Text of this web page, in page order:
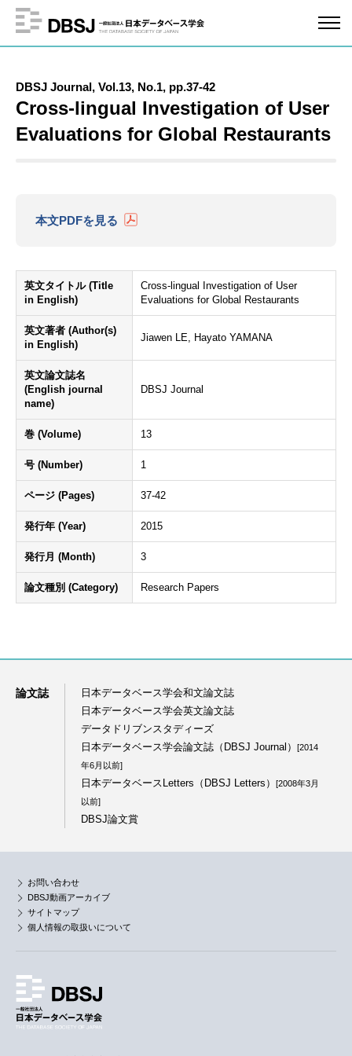
DBSJ Journal, Vol.13, No.1, pp.37-42
Cross-lingual Investigation of User
Evaluations for Global Restaurants
本文PDFを見る
英文タイトル (Title
in English)
Cross-lingual Investigation of User
Evaluations for Global Restaurants
英文著者 (Author(s)
in English)
Jiawen LE, Hayato YAMANA
英文論文誌名
(English journal
name)
DBSJ Journal
巻 (Volume) 13
号 (Number) 1
ページ (Pages) 37-42
発行年 (Year) 2015
発行月 (Month) 3
論文種別 (Category) Research Papers
論文誌
日本データベース学会和文論文誌
日本データベース学会英文論文誌
データドリブンスタディーズ
日本データベース学会論文誌（DBSJ Journal）
[2014
年6月以前]
日本データベースLetters（DBSJ Letters）
[2008年3月
以前]
DBSJ論文賞
お問い合わせ
DBSJ動画アーカイブ
サイトマップ
個人情報の取扱いについて